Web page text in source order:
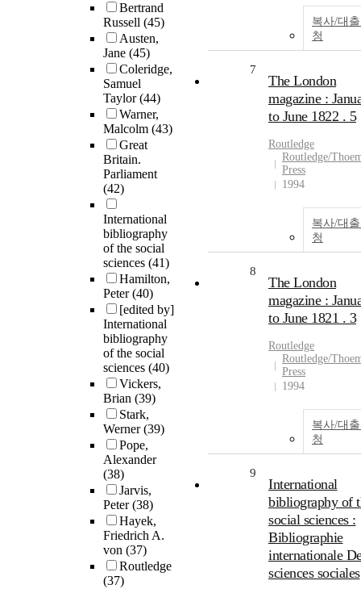
Bertrand
Russell (45)
Austen,
Jane (45)
Coleridge,
Samuel
Taylor(44)
Warner,
Malcolm (43)
Great
Britain.
Parliament
(42)
International
bibliography
of the social
sciences (41)
Hamilton,
Peter(40)
[edited by]
International
bibliography
of the social
sciences (40)
Vickers,
Brian (39)
Stark,
Werner(39)
Pope,
Alexander
(38)
Jarvis,
Peter(38)
Hayek,
Friedrich A.
von (37)
Routledge
(37)
복사/대
청
7
The London
magazine :
to June 1822 . 5
Routledge
Routledge/
Press
1994
복사/대
청
8
The London
magazine :
to June 1821 . 3
Routledge
Routledge/
Press
1994
복사/대
청
9
International
bibliography of
social sciences :
Bibliographie
internationale
sciences sociales